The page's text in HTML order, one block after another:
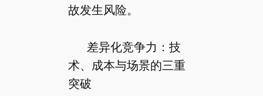
故发生风险。
差异化竞争力：技
术、成本与场景的三重
突破